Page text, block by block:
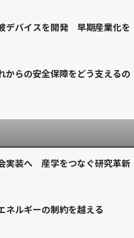
デバイスを開発 早期産業化を
からの安全保障をどう支えるの
実装へ 産学をつなぐ研究革新
ネルギーの制約を越える